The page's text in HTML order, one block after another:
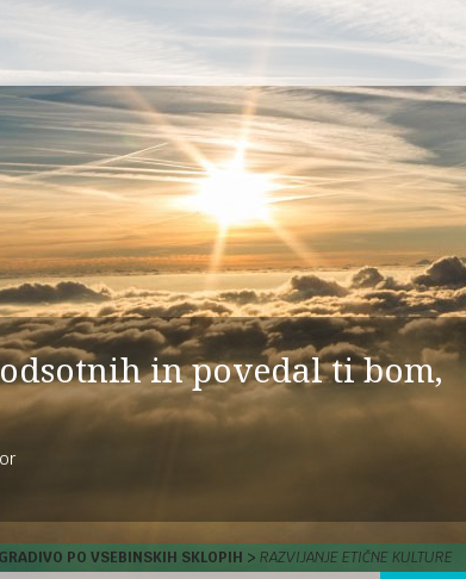
in povedal ti bom,
GRADIVO PO VSEBINSKIH SKLOPIH RAZVIJANJE ETIČNE KULTURE